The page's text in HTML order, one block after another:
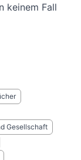
keinem Fall
Gesellschaft